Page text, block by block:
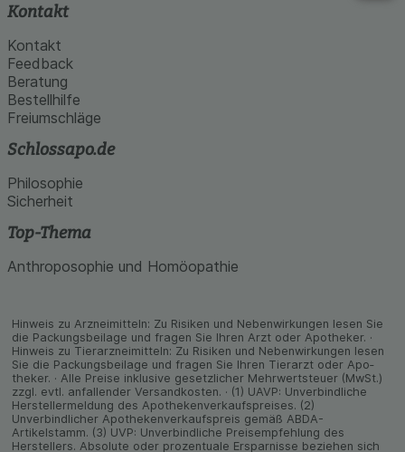
Kontakt
Kontakt
Feedback
Beratung
Bestellhilfe
Freiumschläge
Schlossapo.de
Philosophie
Sicherheit
Top-Thema
Anthroposophie und Homöopathie
Hinweis zu Arzneimitteln: Zu Risiken und Neben­wirkungen lesen Sie
die Packungs­beilage und fragen Sie Ihren Arzt oder Apo­theker. ·
Hinweis zu Tier­arz­nei­mitteln: Zu Risiken und Neben­wirkungen lesen
Sie die Packungs­beilage und fragen Sie Ihren Tier­arzt oder Apo­
theker. · Alle Preise inklusive gesetz­licher Mehrwertsteuer (MwSt.)
zzgl. evtl. anfallender Versand­kosten. · (1) UAVP: Unverbindliche
Herstellermeldung des Apothekenverkaufspreises. (2)
Unverbindlicher Apothekenverkaufspreis gemäß ABDA-
Artikelstamm. (3) UVP: Unverbindliche Preisempfehlung des
Herstellers. Absolute oder prozentuale Ersparnisse beziehen sich